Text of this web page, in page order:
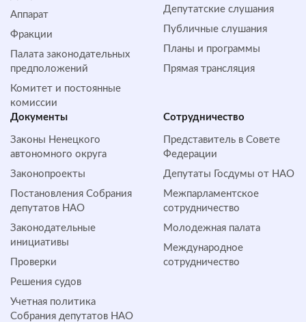
Аппарат
Фракции
Палата законодательных
предположений
Комитет и постоянные
комиссии
Депутатские слушания
Публичные слушания
Планы и программы
Прямая трансляция
Документы
Законы Ненецкого
автономного округа
Законопроекты
Постановления Собрания
депутатов НАО
Законодательные
инициативы
Проверки
Решения судов
Учетная политика
Собрания депутатов НАО
Сотрудничество
Представитель в Совете
Федерации
Депутаты Госдумы от НАО
Межпарламентское
сотрудничество
Молодежная палата
Международное
сотрудничество